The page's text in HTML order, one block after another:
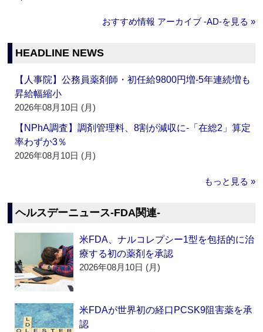
おすすめ情報 アーカイブ ‐AD‐を見る »
HEADLINE NEWS
【人事院】公務員薬剤師・初任給9800円増‐5年連続増も
昇給幅縮小
2026年08月10日 (月)
【NPhA調査】調剤管理料、8割が減収に‐「在総2」算定
率わずか3％
2026年08月10日 (月)
もっと見る »
ヘルスデーニュース‐FDA関連‐
米FDA、ナルコレプシー1型を包括的に治
療する初の薬剤を承認
2026年08月10日 (月)
米FDAが世界初の経口PCSK9阻害薬を承
認